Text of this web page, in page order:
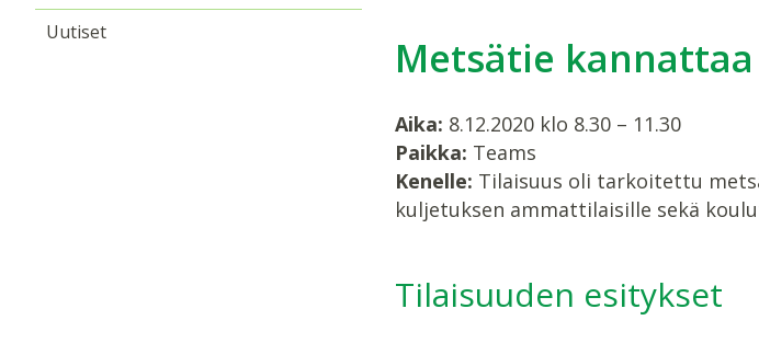
Metsätie
Aika: 8.12.2020 klo 8.30 – 11.30
Paikka: Teams
Kenelle: Tilaisuus oli tarkoitettu
kuljetuksen ammattilaisille sekä
Tilaisuuden esitykset
Uutiset